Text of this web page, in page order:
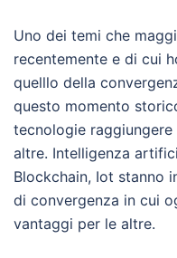
Uno dei temi che
recentemente e di cui
quelllo della
questo momento
tecnologie
altre. Intelligenza
Blockchain, Iot stanno
di convergenza in cui
vantaggi per le altre.